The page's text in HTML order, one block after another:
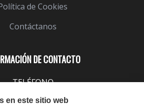
DE CONTACTO
TELÉFONO
de Cookies
Contáctanos
en este sitio web